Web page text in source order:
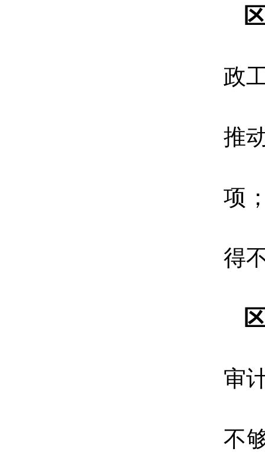
政
推
项
得
审
不